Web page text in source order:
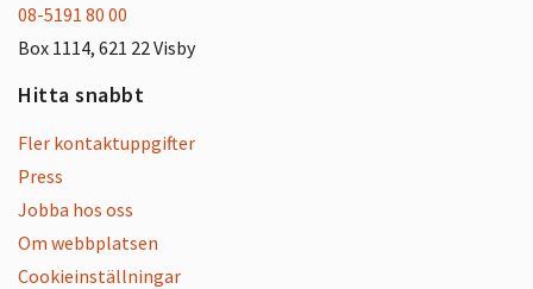
08-5191 80 00
Box 1114, 621 22 Visby
Hitta snabbt
Fler kontaktuppgifter
Press
Jobba hos oss
Om webbplatsen
Cookieinställningar